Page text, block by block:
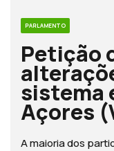
PARLAMENTO
Petição
sistema
Açores
A maioria dos